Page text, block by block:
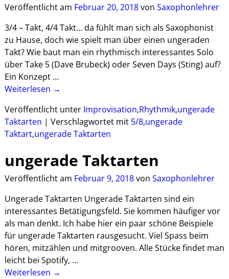
Veröffentlicht am Februar 20, 2018von Saxophonlehrer
3/4 – Takt, 4/4 Takt… da fühlt man sich als Saxophonist
zu Hause, doch wie spielt man über einen ungeraden
Takt? Wie baut man ein rhythmisch interessantes Solo
über Take 5 (Dave Brubeck) oder Seven Days (Sting) auf?
Ein Konzept …
Weiterlesen →
Veröffentlicht unter Improvisation,Rhythmik,ungerade
Taktarten | Verschlagwortet mit 5/8,ungerade
Taktart,ungerade Taktarten
ungerade Taktarten
Veröffentlicht am Februar 9, 2018von Saxophonlehrer
Ungerade Taktarten Ungerade Taktarten sind ein
interessantes Betätigungsfeld. Sie kommen häufiger vor
als man denkt. Ich habe hier ein paar schöne Beispiele
für ungerade Taktarten rausgesucht. Viel Spass beim
hören, mitzählen und mitgrooven. Alle Stücke findet man
leicht bei Spotify, …
Weiterlesen →